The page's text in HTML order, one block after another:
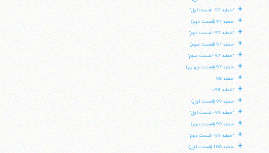
+ "خطبه 97 - قسمت اول"
+ خطبه 97 (قسمت دوم)
+ "خطبه 97 - قسمت دوم"
+ خطبه 97 (قسمت سوم)
+ "خطبه 97 - قسمت سوم"
+ خطبه 97 (قسمت چهارم)
+ خطبه 98
+ "خطبه 98»
+ خطبه 99 (قسمت اول)
+ "خطبه 99 - قسمت اول"
+ خطبه 99 (قسمت دوم)
+ "خطبه 99 - قسمت دوم"
+ خطبه 100 (قسمت اول)